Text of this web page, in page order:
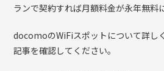
ランで契約すれば月額料金が永年無料
docomoのWiFiスポットについて詳し
記事を確認してください。